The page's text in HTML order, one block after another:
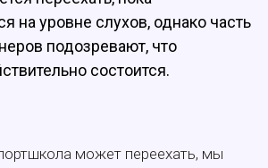
на уровне слухов, однако часть
подозревают, что
состоится.
может переехать, мы